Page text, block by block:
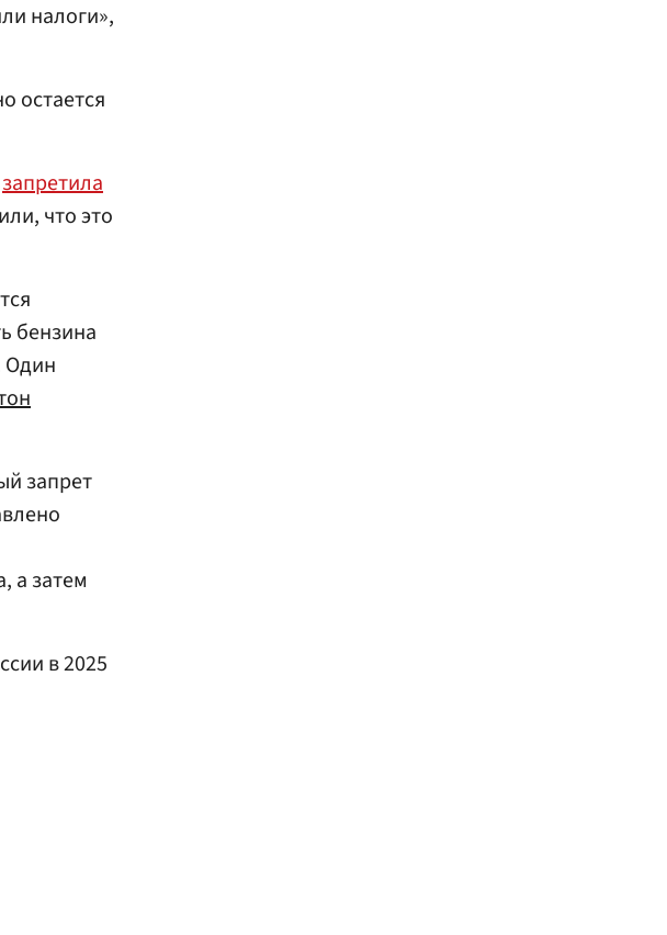
налоги»,
остается
запретила
что это
бензина
Один
запрет
а затем
в 2025